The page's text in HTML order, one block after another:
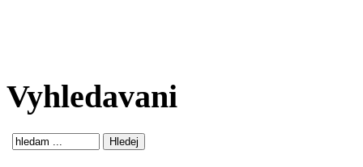
Vyhledavani